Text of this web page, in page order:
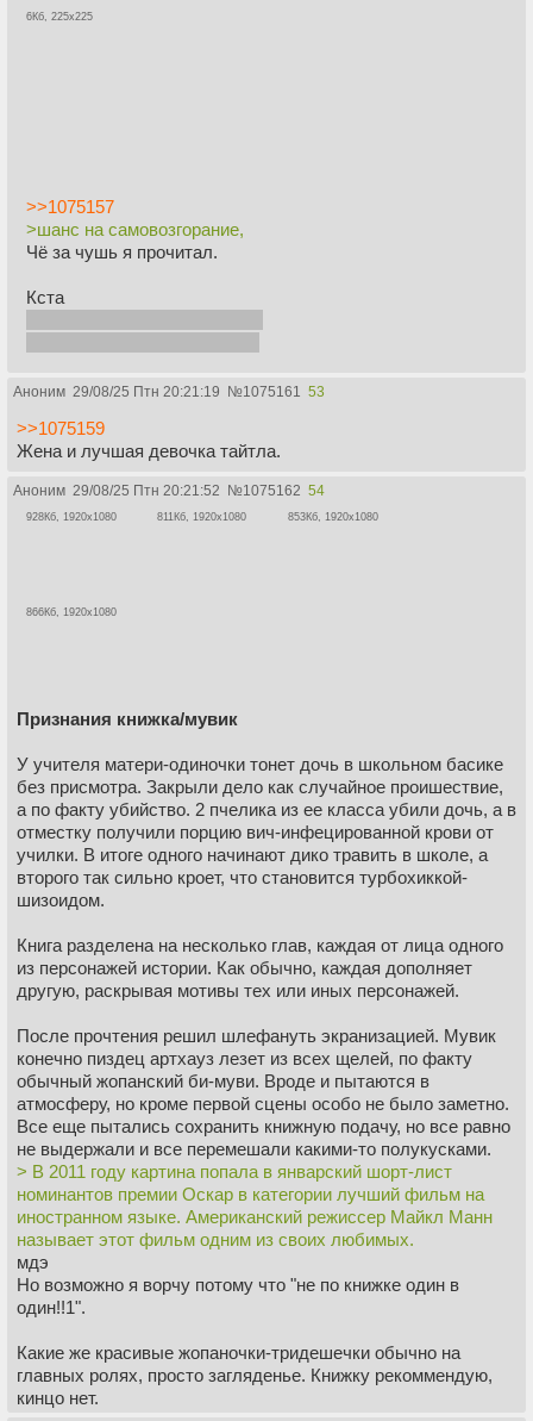
6Кб, 225x225
>>1075157
>шанс на самовозгорание,
Чё за чушь я прочитал.
Кста
Аноним 29/08/25 Птн 20:21:19 №1075161 53
>>1075159
Жена и лучшая девочка тайтла.
Аноним 29/08/25 Птн 20:21:52 №1075162 54
928Кб, 1920x1080 811Кб, 1920x1080 853Кб, 1920x1080
866Кб, 1920x1080
Признания книжка/мувик
У учителя матери-одиночки тонет дочь в школьном басике
без присмотра. Закрыли дело как случайное проишествие,
а по факту убийство. 2 пчелика из ее класса убили дочь, а в
отместку получили порцию вич-инфецированной крови от
училки. В итоге одного начинают дико травить в школе, а
второго так сильно кроет, что становится турбохиккой-
шизоидом.
Книга разделена на несколько глав, каждая от лица одного
из персонажей истории. Как обычно, каждая дополняет
другую, раскрывая мотивы тех или иных персонажей.
После прочтения решил шлефануть экранизацией. Мувик
конечно пиздец артхауз лезет из всех щелей, по факту
обычный жопанский би-муви. Вроде и пытаются в
атмосферу, но кроме первой сцены особо не было заметно.
Все еще пытались сохранить книжную подачу, но все равно
не выдержали и все перемешали какими-то полукусками.
> В 2011 году картина попала в январский шорт-лист
номинантов премии Оскар в категории лучший фильм на
иностранном языке. Американский режиссер Майкл Манн
называет этот фильм одним из своих любимых.
мдэ
Но возможно я ворчу потому что "не по книжке один в
один!!1".
Какие же красивые жопаночки-тридешечки обычно на
главных ролях, просто загляденье. Книжку рекоммендую,
кинцо нет.